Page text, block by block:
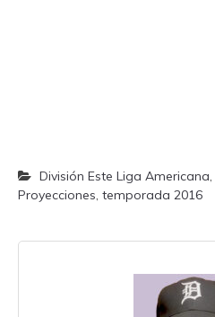
División Este Liga Americana,
Proyecciones, temporada 2016